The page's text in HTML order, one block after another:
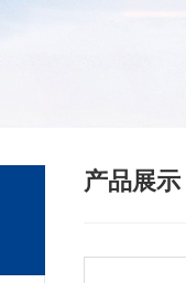
产品展示